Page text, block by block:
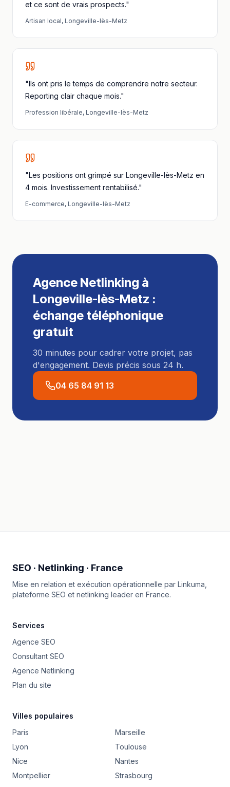
et ce sont de vrais prospects."
Artisan local, Longeville-lès-Metz
"Ils ont pris le temps de comprendre notre secteur.
Reporting clair chaque mois."
Profession libérale, Longeville-lès-Metz
"Les positions ont grimpé sur Longeville-lès-Metz en
4 mois. Investissement rentabilisé."
E-commerce, Longeville-lès-Metz
Agence Netlinking à
Longeville-lès-Metz :
échange téléphonique
gratuit
30 minutes pour cadrer votre projet, pas
d'engagement. Devis précis sous 24 h.
04 65 84 91 13
SEO · Netlinking · France
Mise en relation et exécution opérationnelle par Linkuma
plateforme SEO et netlinking leader en France.
Services
Agence SEO
Consultant SEO
Agence Netlinking
Plan du site
Villes populaires
Paris
Marseille
Lyon
Toulouse
Nice
Nantes
Montpellier
Strasbourg